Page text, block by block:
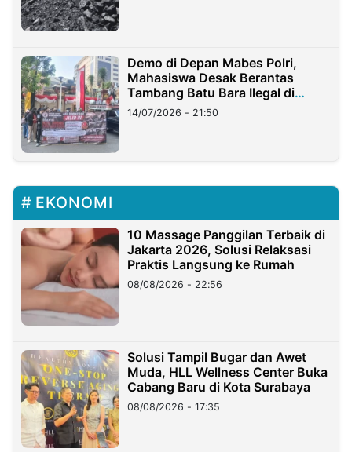
Demo di Depan Mabes Polri,
Mahasiswa Desak Berantas
Tambang Batu Bara Ilegal di
Lampung
14/07/2026 - 21:50
EKONOMI
10 Massage Panggilan Terbaik di
Jakarta 2026, Solusi Relaksasi
Praktis Langsung ke Rumah
08/08/2026 - 22:56
Solusi Tampil Bugar dan Awet
Muda, HLL Wellness Center Buka
Cabang Baru di Kota Surabaya
08/08/2026 - 17:35